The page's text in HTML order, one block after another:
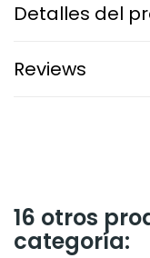
Detalles del
Reviews
16 otros
categoría: